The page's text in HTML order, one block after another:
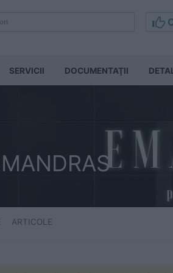
SERVICII DOCUMENTAŢII
ARTICOLE